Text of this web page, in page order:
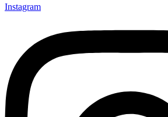
Instagram